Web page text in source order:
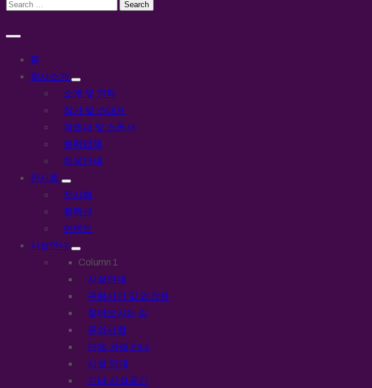
홈
회사소개
소개 및 연혁
작가 및 스태프
파트너 및 스폰서
협력업체
채용안내
전시회
전시회
컬렉션
이벤트
시설안내
Column 1
시설안내
관람시간 및 입장료
찾아오시는 길
유의사항
단체 관람 안내
시설 임대
기타 시설공간